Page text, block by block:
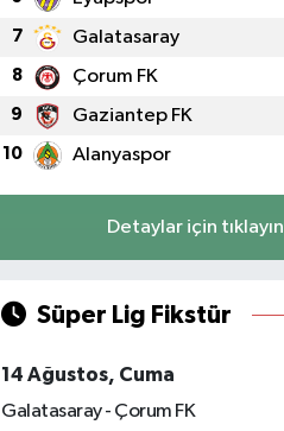
7 Galatasaray
8 Çorum FK
9 Gaziantep FK
10 Alanyaspor
Detaylar için tıklayın
Süper Lig Fikstür
14 Ağustos, Cuma
Galatasaray - Çorum FK